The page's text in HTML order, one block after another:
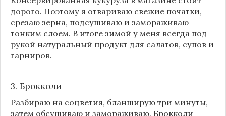
дорого. Поэтому я отвариваю свежие початки,
срезаю зерна, подсушиваю и замораживаю
тонким слоем. В итоге зимой у меня всегда под
рукой натуральный продукт для салатов, супов и
гарниров.
3. Брокколи
Разбираю на соцветия, бланширую три минуты,
затем обсушиваю и замораживаю. Брокколи